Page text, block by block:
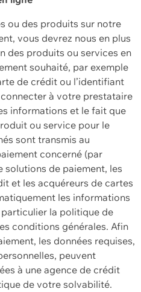
ou des produits sur notre
vous devrez nous en plus
des produits ou services en
souhaité, par exemple
de crédit ou l’identifiant
à votre prestataire
informations et le fait que
ou service pour le
sont transmis au
concerné (par
solutions de paiement, les
et les acquéreurs de cartes
les informations
la politique de
conditions générales. Afin
les données requises,
peuvent
à une agence de crédit
de votre solvabilité.